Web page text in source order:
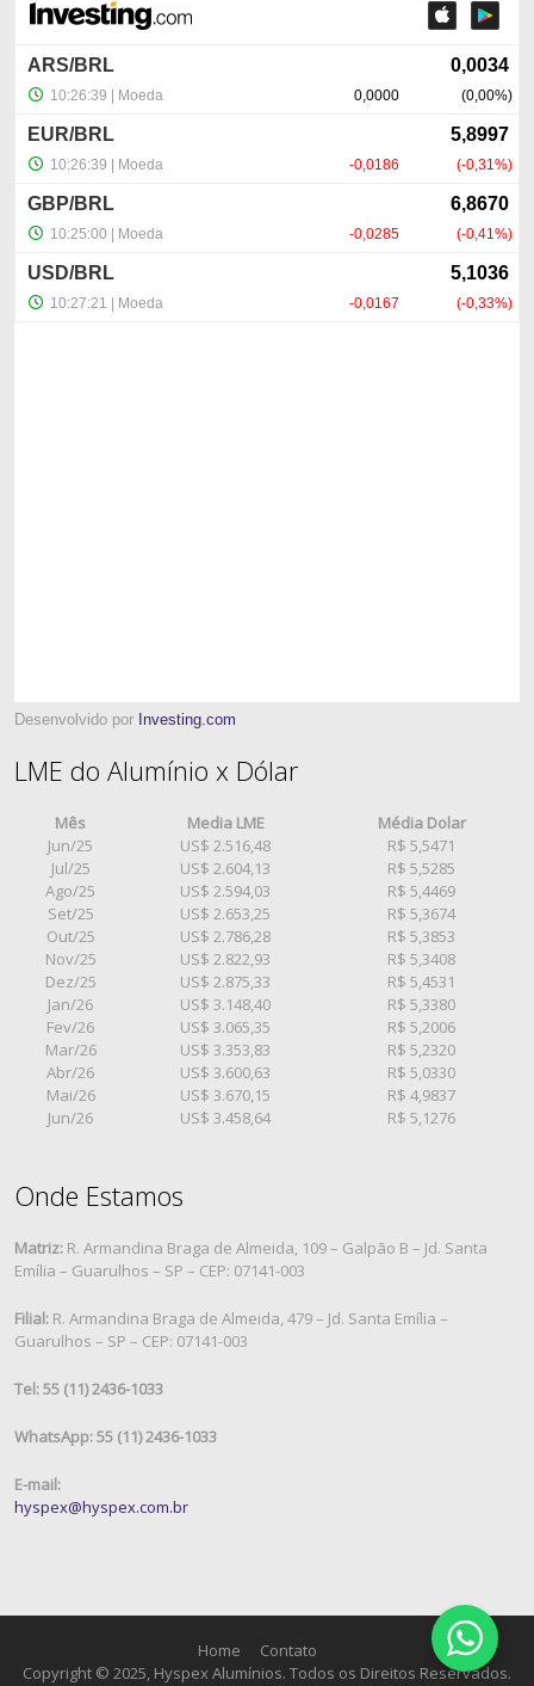
Desenvolvido por Investing.com
LME do Alumínio x Dólar
Mês Media LME
Média Dolar
Jun/25
US$ 2.516,48
R$ 5,5471
Jul/25
US$ 2.604,13
R$ 5,5285
Ago/25
US$ 2.594,03
R$ 5,4469
Set/25
US$ 2.653,25
R$ 5,3674
Out/25
US$ 2.786,28
R$ 5,3853
Nov/25
US$ 2.822,93
R$ 5,3408
Dez/25
US$ 2.875,33
R$ 5,4531
Jan/26
US$ 3.148,40
R$ 5,3380
Fev/26
US$ 3.065,35
R$ 5,2006
Mar/26
US$ 3.353,83
R$ 5,2320
Abr/26
US$ 3.600,63
R$ 5,0330
Mai/26
US$ 3.670,15
R$ 4,9837
Jun/26
US$ 3.458,64 R$ 5,1276
Onde Estamos
Matriz: R. Armandina Braga de Almeida, 109 – Galpão B – Jd. Santa
Emília – Guarulhos – SP – CEP: 07141-003
Filial: R. Armandina Braga de Almeida, 479 – Jd. Santa Emília –
Guarulhos – SP – CEP: 07141-003
Tel: 55 (11) 2436-1033
WhatsApp: 55 (11) 2436-1033
E-mail:
hyspex@hyspex.com.br
Home
Contato
Copyright © 2025, Hyspex Alumínios. Todos os Direitos Reservados.